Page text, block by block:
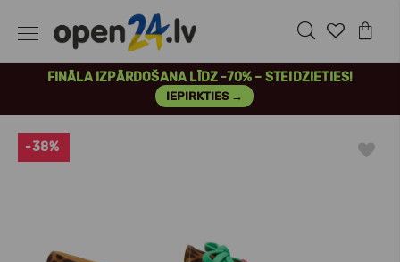
FINĀLA IZPĀRDOŠANA LĪDZ -70% – STEIDZIETIES!
IEPIRKTIES →
-38%